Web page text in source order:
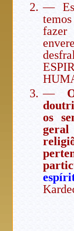
—
—
os